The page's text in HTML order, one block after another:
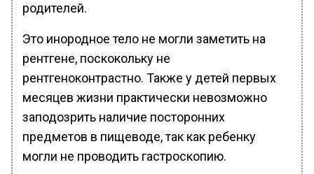
родителей.
Это инородное тело не могли заметить на
рентгене, поскокольку не
рентгеноконтрастно. Также у детей первых
месяцев жизни практически невозможно
заподозрить наличие посторонних
предметов в пищеводе, так как ребенку
могли не проводить гастроскопию.